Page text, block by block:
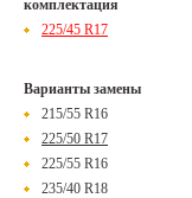
комплектация
225/45 R17
Варианты замены
215/55 R16
225/50 R17
225/55 R16
235/40 R18